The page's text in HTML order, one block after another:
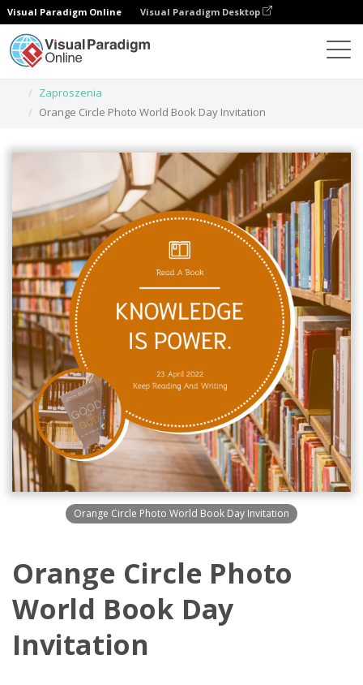
Visual Paradigm Online Visual Paradigm Desktop
Zaproszenia
Orange Circle Photo World Book Day Invitation
Orange Circle Photo World Book Day Invitation
Orange Circle Photo
World Book Day
Invitation